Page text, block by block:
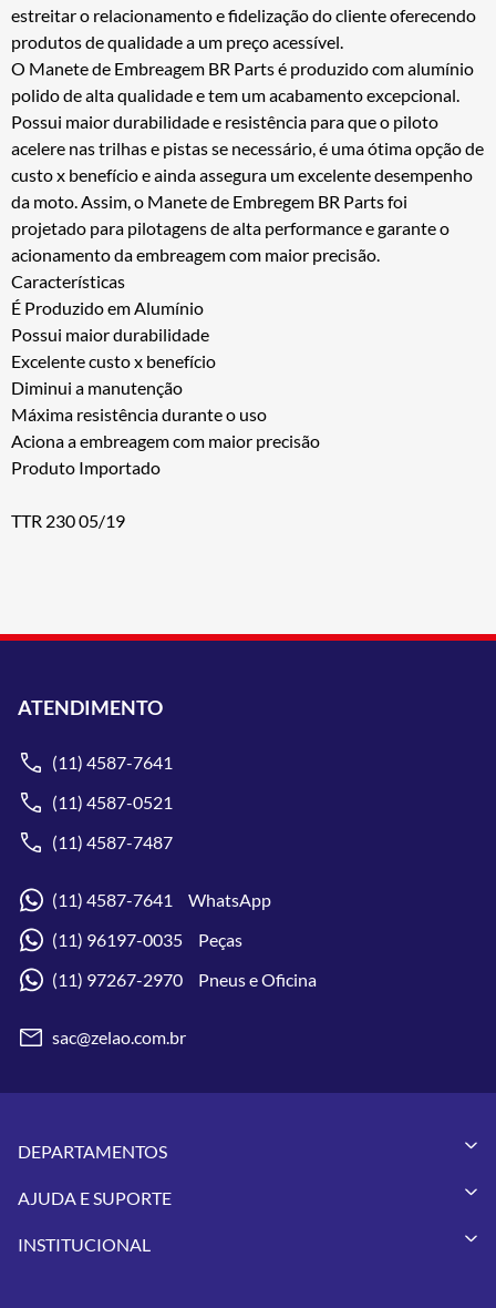
estreitar o relacionamento e fidelização do cliente oferecendo
produtos de qualidade a um preço acessível.
O Manete de Embreagem BR Parts é produzido com alumínio
polido de alta qualidade e tem um acabamento excepcional.
Possui maior durabilidade e resistência para que o piloto
acelere nas trilhas e pistas se necessário, é uma ótima opção de
custo x benefício e ainda assegura um excelente desempenho
da moto. Assim, o Manete de Embregem BR Parts foi
projetado para pilotagens de alta performance e garante o
acionamento da embreagem com maior precisão.
Características
É Produzido em Alumínio
Possui maior durabilidade
Excelente custo x benefício
Diminui a manutenção
Máxima resistência durante o uso
Aciona a embreagem com maior precisão
Produto Importado
TTR 230 05/19
ATENDIMENTO
(11) 4587-7641
(11) 4587-0521
(11) 4587-7487
(11) 4587-7641 WhatsApp
(11) 96197-0035 Peças
(11) 97267-2970 Pneus e Oficina
sac@zelao.com.br
DEPARTAMENTOS
Vestuários
Pneus
AJUDA E SUPORTE
Meus Pedidos
INSTITUCIONAL